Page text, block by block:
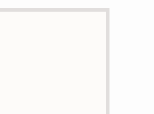
せん。
の目的で委託することが
たは削除・利用の停止・